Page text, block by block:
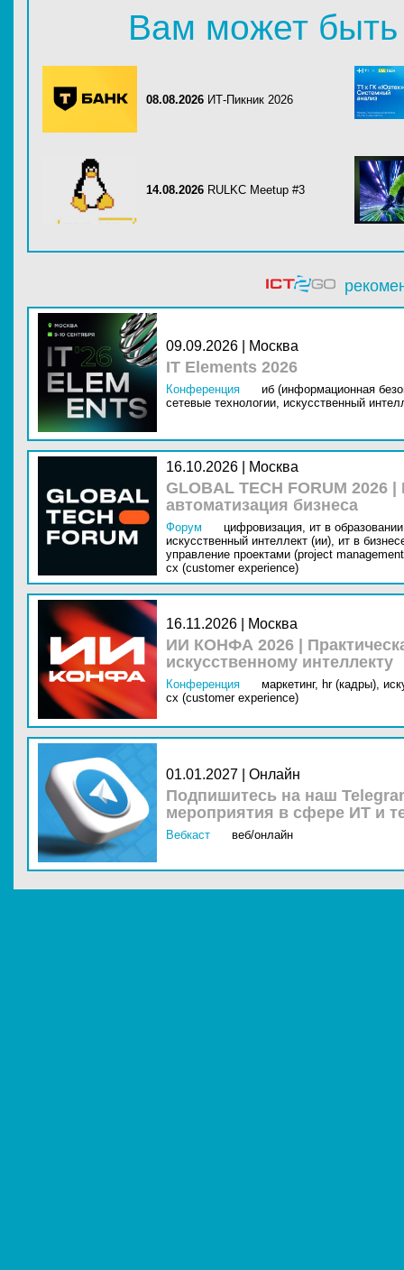
Вам может быть
08.08.2026 ИТ-Пикник 2026
14.08.2026 RULKC Meetup #3
09.09.2026 | Москва
IT Elements 2026
Конференция
иб (информационная
сетевые технологии, искусственный
16.10.2026 | Москва
GLOBAL TECH FORUM
автоматизация бизнеса
Форум цифровизация, ит в
искусственный интеллект (ии), ит в
управление проектами (project
cx (customer experience)
16.11.2026 | Москва
ИИ КОНФА 2026 |
искусственному интеллекту
Конференция маркетинг, hr (кадры),
cx (customer experience)
01.01.2027 | Онлайн
Подпишитесь на наш
мероприятия в сфере ИТ и
Вебкаст веб/онлайн